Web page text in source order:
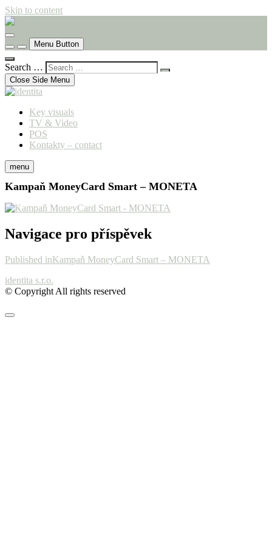
Skip to content
identita
komunikační agentura
Menu Button
Search …
Close Side Menu
Key visuals
TV & Video
POS
Kontakty – contact
menu
Kampaň MoneyCard Smart – MONETA
Navigace pro příspěvek
Published inKampaň MoneyCard Smart – MONETA
identita s.r.o.
© Copyright All rights reserved